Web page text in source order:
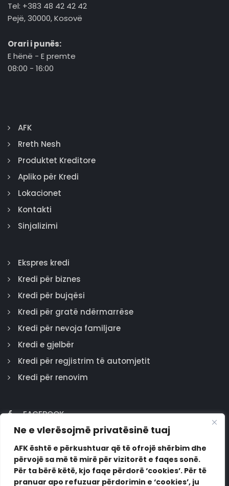
Ne e vlerësojmë privatësinë tuaj
AFK është e përkushtuar që të ofrojë shërbim dhe
përvojë sa më të mirë për vizitorët e faqes sonë.
Për ta bërë këtë, kjo faqe përdorë ‘cookies’. Për të
pranuar apo refuzuar përdorimin e ‘cookies’, ju
Tel: +383 48 42 42 42
Pejë, 30000, Kosovë
Orari i punës:
E hënë - E premte
08:00 - 16:00
AFK
Rreth Nesh
Produktet Kreditore
Apliko për Kredi
Lokacionet
Kontakti
Sinjalizimi
Ekspres kredi
Kredi për biznes
Kredi për bujqësi
Kredi për gratë ndërmarrëse
Kredi për nevoja familjare
Kredi e gjelbër
Kredi për regjistrim të automjetit
Kredi për renovim
FACEBOOK
GOOGLE
INSTAGRAM
LINKEDIN